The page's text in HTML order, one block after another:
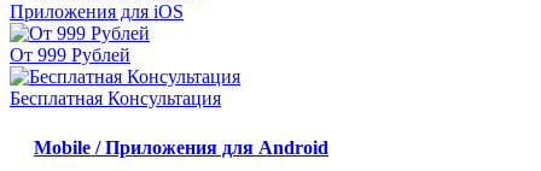
Приложения для iOS
От 999 Рублей
Бесплатная Консультация
Mobile / Приложения для Android